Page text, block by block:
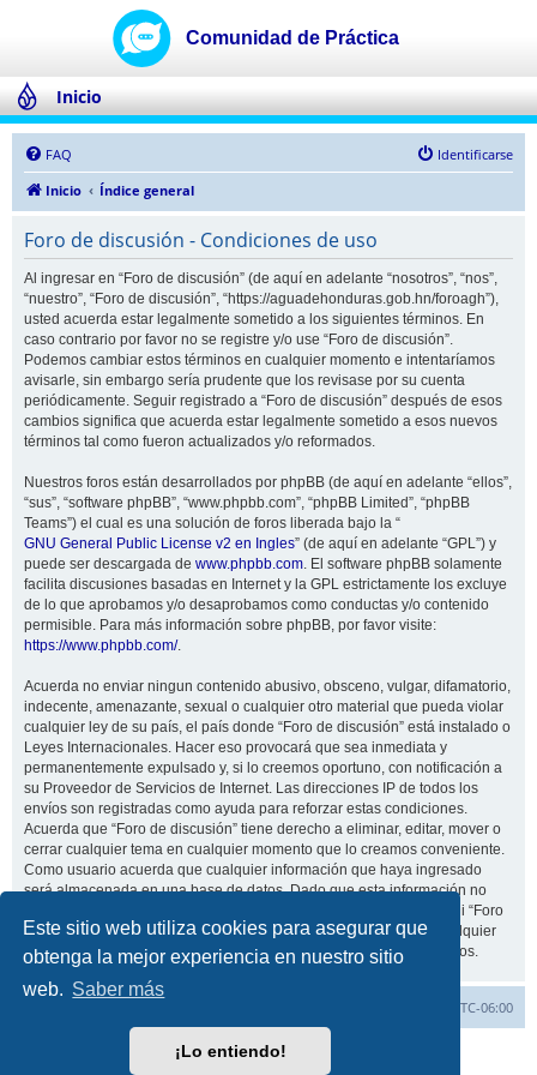
Este sitio web utiliza cookies para asegurar que
obtenga la mejor experiencia en nuestro sitio
web. Saber más
¡Lo entiendo!
Inicio
FAQ
Identificarse
Inicio
Índice general
Foro de discusión - Condiciones de uso
Al ingresar en “Foro de discusión” (de aquí en adelante “nosotros”, “nos”,
“nuestro”, “Foro de discusión”, “https://aguadehonduras.gob.hn/foroagh”),
usted acuerda estar legalmente sometido a los siguientes términos. En
caso contrario por favor no se registre y/o use “Foro de discusión”.
Podemos cambiar estos términos en cualquier momento e intentaríamos
avisarle, sin embargo sería prudente que los revisase por su cuenta
periódicamente. Seguir registrado a “Foro de discusión” después de esos
cambios significa que acuerda estar legalmente sometido a esos nuevos
términos tal como fueron actualizados y/o reformados.
Nuestros foros están desarrollados por phpBB (de aquí en adelante “ellos”,
“sus”, “software phpBB”, “www.phpbb.com”, “phpBB Limited”, “phpBB
Teams”) el cual es una solución de foros liberada bajo la “
GNU General Public License v2 en Ingles” (de aquí en adelante “GPL”) y
puede ser descargada de www.phpbb.com. El software phpBB solamente
facilita discusiones basadas en Internet y la GPL estrictamente los excluye
de lo que aprobamos y/o desaprobamos como conductas y/o contenido
permisible. Para más información sobre phpBB, por favor visite:
https://www.phpbb.com/.
Acuerda no enviar ningun contenido abusivo, obsceno, vulgar, difamatorio,
indecente, amenazante, sexual o cualquier otro material que pueda violar
cualquier ley de su país, el país donde “Foro de discusión” está instalado o
Leyes Internacionales. Hacer eso provocará que sea inmediata y
permanentemente expulsado y, si lo creemos oportuno, con notificación a
su Proveedor de Servicios de Internet. Las direcciones IP de todos los
envíos son registradas como ayuda para reforzar estas condiciones.
Acuerda que “Foro de discusión” tiene derecho a eliminar, editar, mover o
cerrar cualquier tema en cualquier momento que lo creamos conveniente.
Como usuario acuerda que cualquier información que haya ingresado
será almacenada en una base de datos. Dado que esta información no
será compartida con ninguna tercera parte sin su consentimiento, ni “Foro
de discusión” ni phpBB podrán considerarse responsables por cualquier
intento de hacking que conlleve a que los datos sean comprometidos.
UTC-06:00
Desarrollado porphpBB® Forum Software © phpBB Limited